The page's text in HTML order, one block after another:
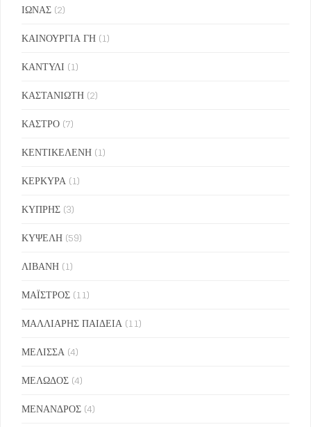
ΙΩΝΑΣ (2)
ΚΑΙΝΟΥΡΓΙΑ ΓΗ (1)
ΚΑΝΤΥΛΙ (1)
ΚΑΣΤΑΝΙΩΤΗ (2)
ΚΑΣΤΡΟ (7)
ΚΕΝΤΙΚΕΛΕΝΗ (1)
ΚΕΡΚΥΡΑ (1)
ΚΥΠΡΗΣ (3)
ΚΥΨΕΛΗ (59)
ΛΙΒΑΝΗ (1)
ΜΑΪΣΤΡΟΣ (11)
ΜΑΛΛΙΑΡΗΣ ΠΑΙΔΕΙΑ (11)
ΜΕΛΙΣΣΑ (4)
ΜΕΛΩΔΟΣ (4)
ΜΕΝΑΝΔΡΟΣ (4)